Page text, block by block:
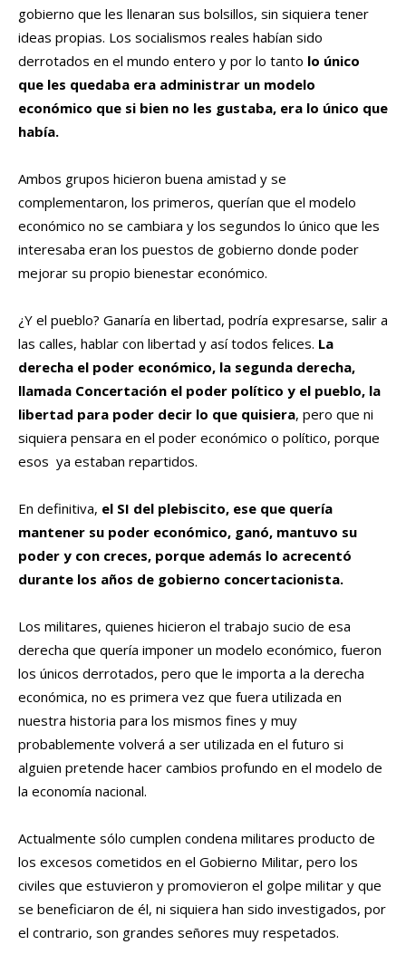
gobierno que les llenaran sus bolsillos, sin siquiera tener
ideas propias. Los socialismos reales habían sido
derrotados en el mundo entero y por lo tanto lo único
que les quedaba era administrar un modelo
económico que si bien no les gustaba, era lo único que
había.
Ambos grupos hicieron buena amistad y se
complementaron, los primeros, querían que el modelo
económico no se cambiara y los segundos lo único que les
interesaba eran los puestos de gobierno donde poder
mejorar su propio bienestar económico.
¿Y el pueblo? Ganaría en libertad, podría expresarse, salir a
las calles, hablar con libertad y así todos felices. La
derecha el poder económico, la segunda derecha,
llamada Concertación el poder político y el pueblo, la
libertad para poder decir lo que quisiera, pero que ni
siquiera pensara en el poder económico o político, porque
esos ya estaban repartidos.
En definitiva, el SI del plebiscito, ese que quería
mantener su poder económico, ganó, mantuvo su
poder y con creces, porque además lo acrecentó
durante los años de gobierno concertacionista.
Los militares, quienes hicieron el trabajo sucio de esa
derecha que quería imponer un modelo económico, fueron
los únicos derrotados, pero que le importa a la derecha
económica, no es primera vez que fuera utilizada en
nuestra historia para los mismos fines y muy
probablemente volverá a ser utilizada en el futuro si
alguien pretende hacer cambios profundo en el modelo de
la economía nacional.
Actualmente sólo cumplen condena militares producto de
los excesos cometidos en el Gobierno Militar, pero los
civiles que estuvieron y promovieron el golpe militar y que
se beneficiaron de él, ni siquiera han sido investigados, por
el contrario, son grandes señores muy respetados.